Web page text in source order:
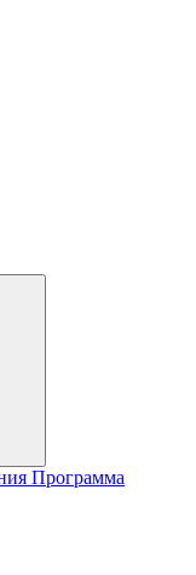
Программа